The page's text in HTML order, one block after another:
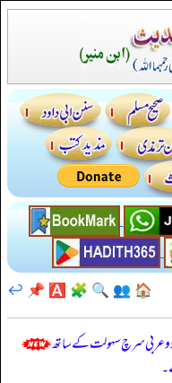
🏠
👥
🔍
🧩
🅰️
📌
↩️
عربی سرچ سہولت کے ساتھ